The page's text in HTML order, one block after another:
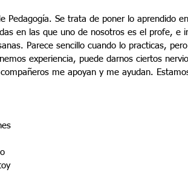
Pedagogía. Se trata de poner lo aprendido
en las que uno de nosotros es el profe, e
Parece sencillo cuando lo practicas,
experiencia, puede darnos ciertos
me apoyan y me ayudan.